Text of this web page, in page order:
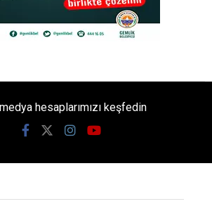
hesaplarımızı keşfedin